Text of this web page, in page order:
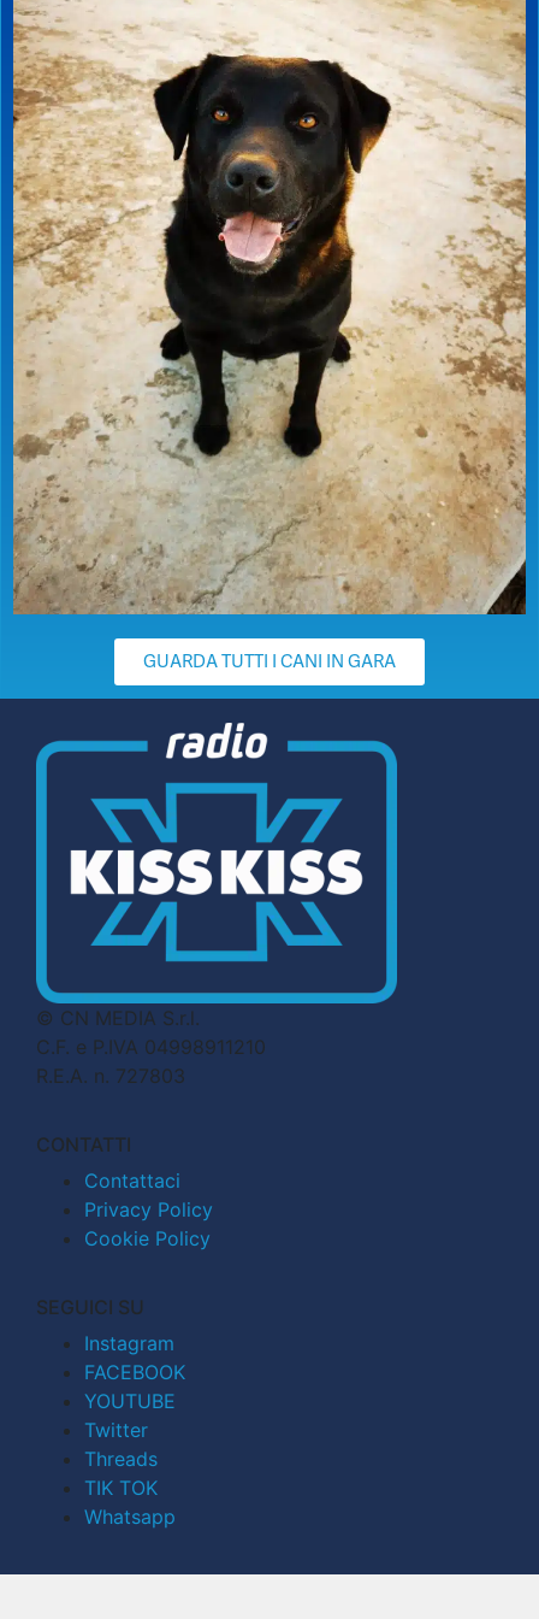
GUARDA TUTTI I CANI IN GARA
© CN MEDIA S.r.l.
C.F. e P.IVA 04998911210
R.E.A. n. 727803
CONTATTI
Contattaci
Privacy Policy
Cookie Policy
SEGUICI SU
Instagram
FACEBOOK
YOUTUBE
Twitter
Threads
TIK TOK
Whatsapp